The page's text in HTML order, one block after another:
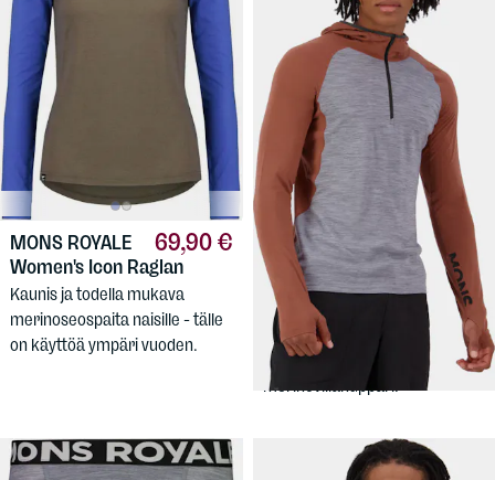
69,90 €
MONS ROYALE
Women's Icon Raglan
Kaunis ja todella mukava
merinoseospaita naisille - tälle
on käyttöä ympäri vuoden.
89,90 €
MONS ROYALE
Men's Temple Merino Long
Sleeve Hood
Mukavan kevyt lämmin
merinovillahuppari.